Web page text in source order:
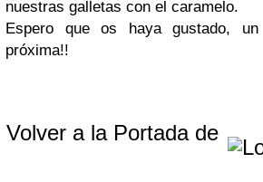
nuestras galletas con el caramelo.
Espero que os haya gustado,
próxima!!
Volver a la Portada de